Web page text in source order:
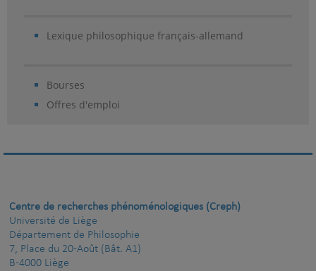
Lexique philosophique français-allemand
Bourses
Offres d'emploi
Centre de recherches phénoménologiques (Creph)
Université de Liège
Département de Philosophie
7, Place du 20-Août (Bât. A1)
B-4000 Liège